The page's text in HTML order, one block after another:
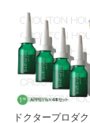
ドクタープロダ